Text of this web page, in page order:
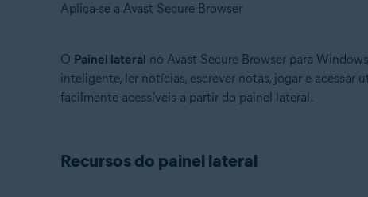
Aplica-se a Avast Secure Browser
Produtos:
Avast Secure Browser
Windows e macOS
O Painel lateral no Avast Secure Browser para
inteligente, ler notícias, escrever notas, jogar e
facilmente acessíveis a partir do painel lateral.
Recursos do painel lateral